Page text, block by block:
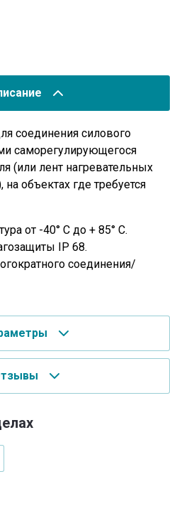
соединения силового
саморегулирующегося
(или лент нагревательных
объектах где требуется
от -40° С до + 85° С.
IP 68.
соединения/